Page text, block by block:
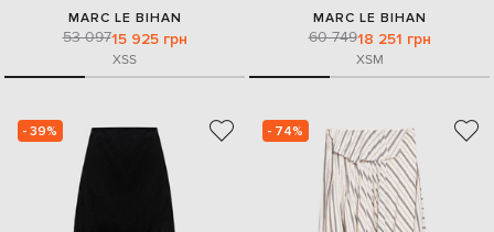
MARC LE BIHAN
53 09715 925 грн
XSS
MARC LE BIHAN
60 74918 251 грн
XSM
- 39% - 74%